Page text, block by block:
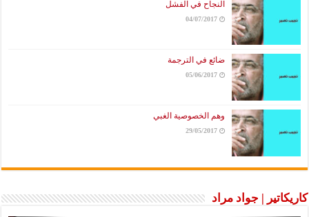
النجاح في الفشل
04/07/2017
ضائع في الترجمة
05/06/2017
وهم الخصوصية الغبي
29/05/2017
كاريكاتير | جواد مراد